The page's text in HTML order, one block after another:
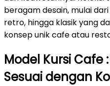
beragam desain, mulai
retro, hingga klasik yang
konsep unik cafe atau
Model Kursi Cafe
Sesuai dengan